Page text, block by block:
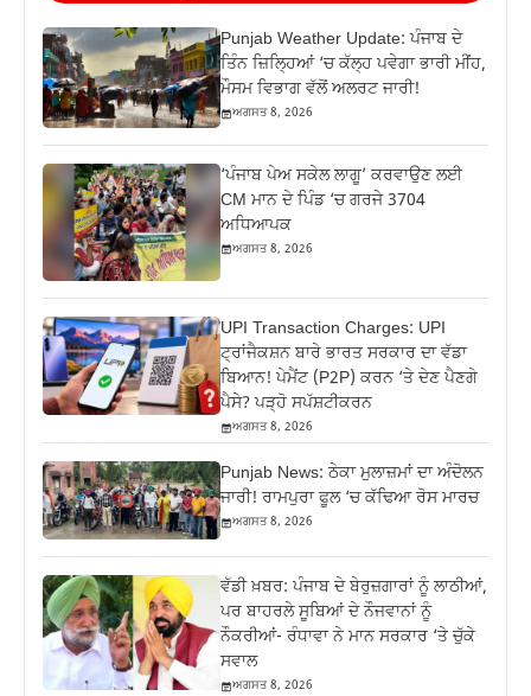
Punjab Weather Update: ਪੰਜਾਬ ਦੇ
ਤਿੰਨ ਜ਼‍ਿਲ੍ਹਿਆਂ ‘ਚ ਕੱਲ੍ਹ ਪਵੇਗਾ ਭਾਰੀ ਮੀਂਹ,
ਮੌਸਮ ਵਿਭਾਗ ਵੱਲੋਂ ਅਲਰਟ ਜਾਰੀ!
ਅਗਸਤ 8, 2026
‘ਪੰਜਾਬ ਪੇਅ ਸਕੇਲ ਲਾਗੂ’ ਕਰਵਾਉਣ ਲਈ
CM ਮਾਨ ਦੇ ਪਿੰਡ ‘ਚ ਗਰਜੇ 3704
ਅਧਿਆਪਕ
ਅਗਸਤ 8, 2026
UPI Transaction Charges: UPI
ਟ੍ਰਾਂਜੈਕਸ਼ਨ ਬਾਰੇ ਭਾਰਤ ਸਰਕਾਰ ਦਾ ਵੱਡਾ
ਬਿਆਨ! ਪੇਮੈਂਟ (P2P) ਕਰਨ ‘ਤੇ ਦੇਣ ਪੈਣਗੇ
ਪੈਸੇ? ਪੜ੍ਹੋ ਸਪੱਸ਼ਟੀਕਰਨ
ਅਗਸਤ 8, 2026
Punjab News: ਠੇਕਾ ਮੁਲਾਜ਼ਮਾਂ ਦਾ ਅੰਦੋਲਨ
ਜਾਰੀ! ਰਾਮਪੁਰਾ ਫੂਲ ‘ਚ ਕੱਢਿਆ ਰੋਸ ਮਾਰਚ
ਅਗਸਤ 8, 2026
ਵੱਡੀ ਖ਼ਬਰ: ਪੰਜਾਬ ਦੇ ਬੇਰੁਜ਼ਗਾਰਾਂ ਨੂੰ ਲਾਠੀਆਂ,
ਪਰ ਬਾਹਰਲੇ ਸੂਬਿਆਂ ਦੇ ਨੌਜਵਾਨਾਂ ਨੂੰ
ਨੌਕਰੀਆਂ- ਰੰਧਾਵਾ ਨੇ ਮਾਨ ਸਰਕਾਰ ‘ਤੇ ਚੁੱਕੇ
ਸਵਾਲ
ਅਗਸਤ 8, 2026